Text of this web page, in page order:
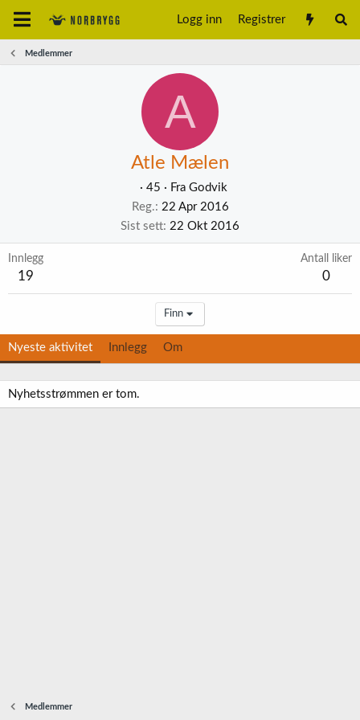
Logg inn Registrer
Medlemmer
A
Atle Mælen
· 45 · Fra Godvik
Reg. 22 Apr 2016
Sist sett 22 Okt 2016
Innlegg
19
Antall liker
0
Finn
Nyeste aktivitet Innlegg Om
Nyhetsstrømmen er tom.
Medlemmer